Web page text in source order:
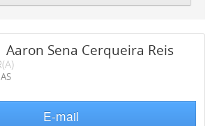
Aaron Sena Cerqueira Reis
E-mail